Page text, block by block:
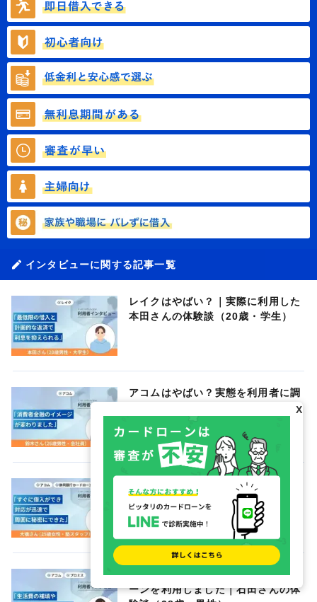
インタビューに関する記事一覧
レイクはやばい？｜実際に利用した
本田さんの体験談（20歳・学生）
アコムはやばい？実態を利用者に調
5社から借りていますが誰にも知ら
れていません｜大橋さんの体験談
（25歳・女性）
自己破産から4年後に再びカードロ
ーンを利用しました｜石田さんの体
X